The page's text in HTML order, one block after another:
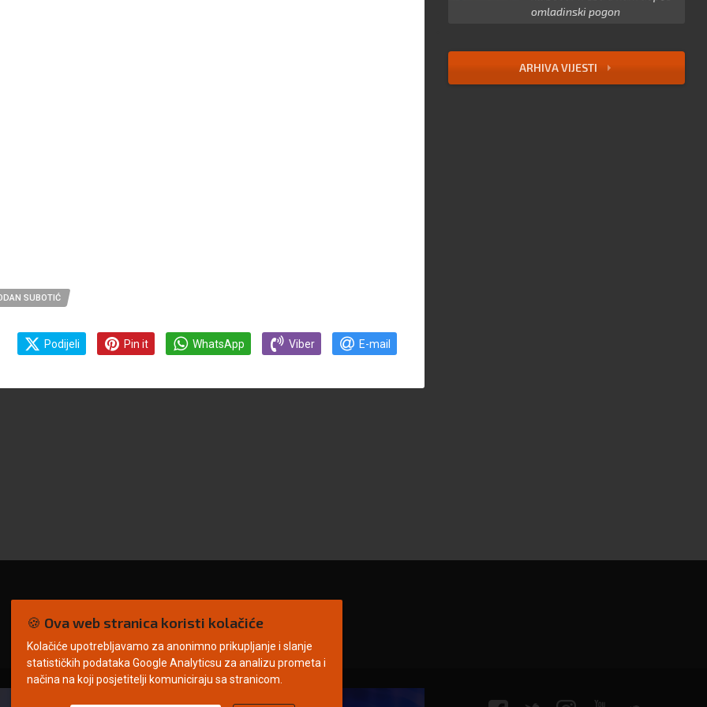
SUBOTIĆ
Podijeli Pin it WhatsApp Viber E-mail
omladinski pogon
ARHIVA VIJESTI
🍪 Ova web stranica koristi kolačiće
Kolačiće upotrebljavamo za anonimno prikupljanje i slanje
statističkih podataka Google Analyticsu za analizu prometa i
načina na koji posjetitelji komuniciraju sa stranicom.